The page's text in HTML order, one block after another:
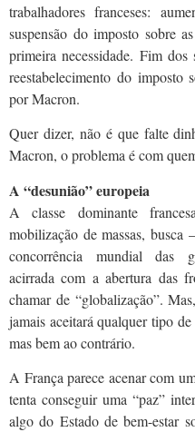
trabalhadores franceses:
suspensão do imposto sobre
primeira necessidade. Fim dos
reestabelecimento do imposto
por Macron.
Quer dizer, não é que falte
Macron, o problema é com
A “desunião” europeia
A classe dominante
mobilização de massas, busca
concorrência mundial das
acirrada com a abertura das
chamar de “globalização”.
jamais aceitará qualquer tipo
mas bem ao contrário.
A França parece acenar com
tenta conseguir uma “paz”
algo do Estado de bem-estar